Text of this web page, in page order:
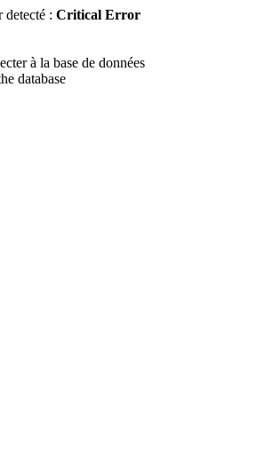
detecté : Critical Error
à la base de données
database